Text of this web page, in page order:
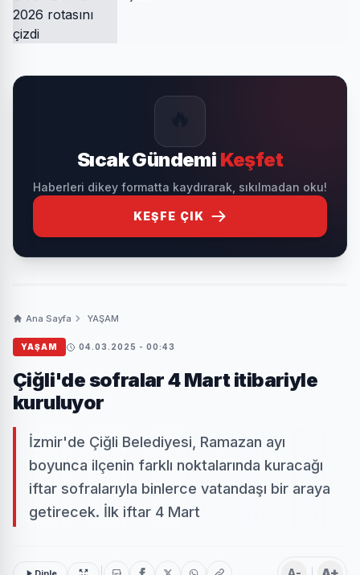
Sıcak Gündemi Keşfet
Haberleri dikey formatta kaydırarak, sıkılmadan oku!
KEŞFE ÇIK
Ana Sayfa YAŞAM
YAŞAM 04.03.2025 - 00:43
Çiğli'de sofralar 4 Mart itibariyle
kuruluyor
İzmir'de Çiğli Belediyesi, Ramazan ayı
boyunca ilçenin farklı noktalarında kuracağı
iftar sofralarıyla binlerce vatandaşı bir araya
getirecek. İlk iftar 4 Mart